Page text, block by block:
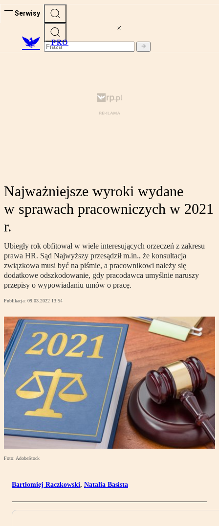
Serwisy
PRO
Najważniejsze wyroki wydane
w sprawach pracowniczych w 2021
r.
Ubiegły rok obfitował w wiele interesujących orzeczeń z zakresu
prawa HR. Sąd Najwyższy przesądził m.in., że konsultacja
związkowa musi być na piśmie, a pracownikowi należy się
dodatkowe odszkodowanie, gdy pracodawca umyślnie naruszy
przepisy o wypowiadaniu umów o pracę.
Publikacja: 09.03.2022 13:54
Foto: AdobeStock
Bartłomiej Raczkowski, Natalia Basista